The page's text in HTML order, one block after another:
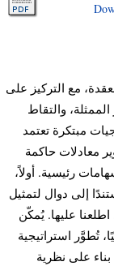
مع التركيز على
والتقاط
مبتكرة تعتمد
معادلات حاكمة
رئيسية. أولاً،
إلى دوال لتمثيل
عليها. يُمكّن
تُطوَّر استراتيجية
على نظرية